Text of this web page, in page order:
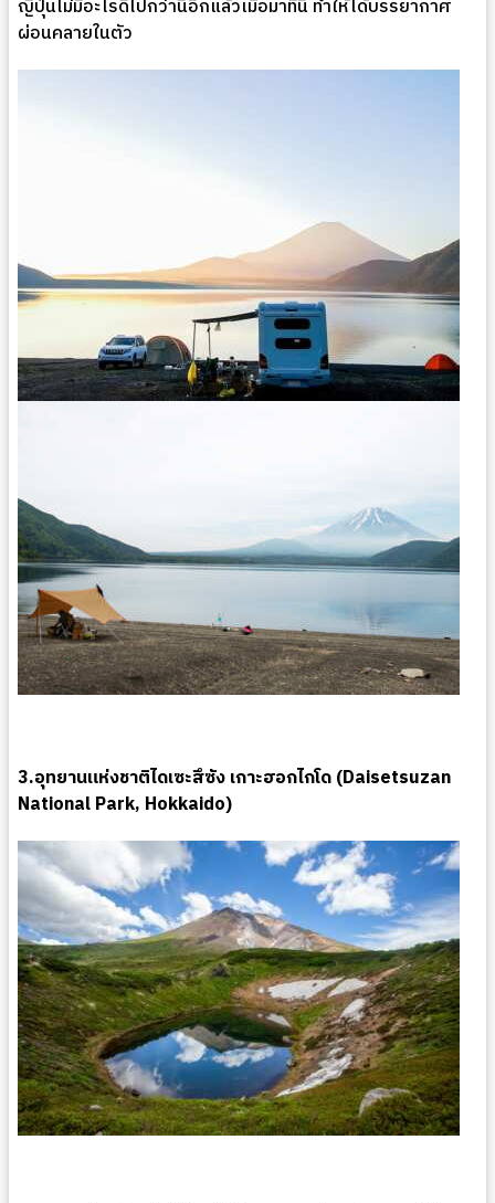
ญี่ปุ่นไม่มีอะไรดีไปกว่านี้อีกแล้วเมื่อมาที่นี่ ทำให้ได้บรรยากาศ
ผ่อนคลายในตัว
3.อุทยานแห่งชาติไดเซะสึซัง เกาะฮอกไกโด (Daisetsuzan
National Park, Hokkaido)